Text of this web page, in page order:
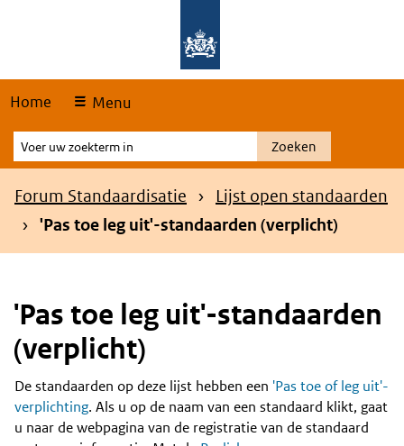
Home Menu
Voer
uw
zoekterm
Zoeken
Kruimelpad
Forum Standaardisatie
Lijst open standaarden
'Pas toe leg uit'-standaarden (verplicht)
'Pas toe leg uit'-standaarden
(verplicht)
Content
De standaarden op deze lijst hebben een 'Pas toe of leg uit'-
verplichting. Als u op de naam van een standaard klikt, gaat
u naar de webpagina van de registratie van de standaard